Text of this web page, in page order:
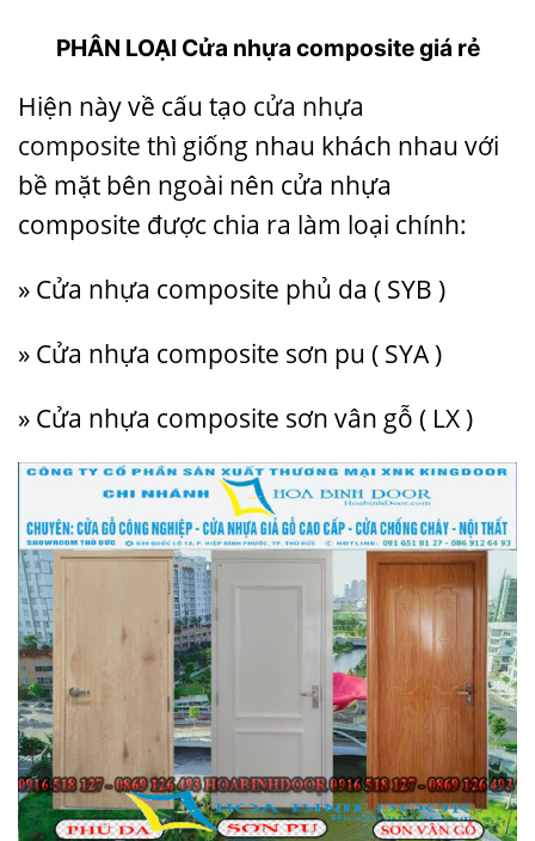
PHÂN LOẠI Cửa nhựa composite giá rẻ
Hiện này về cấu tạo cửa nhựa
composite thì giống nhau khách nhau với
bề mặt bên ngoài nên cửa nhựa
composite được chia ra làm loại chính:
» Cửa nhựa composite phủ da ( SYB )
» Cửa nhựa composite sơn pu ( SYA )
» Cửa nhựa composite sơn vân gỗ ( LX )